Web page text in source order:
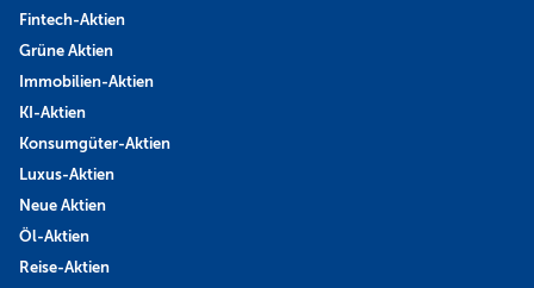
Fintech-Aktien
Grüne Aktien
Immobilien-Aktien
KI-Aktien
Konsumgüter-Aktien
Luxus-Aktien
Neue Aktien
Öl-Aktien
Reise-Aktien